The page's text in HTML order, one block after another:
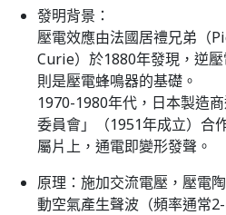
發明背景：
壓電效應由法國居禮兄弟（
Curie）於1880年發現，逆
則是壓電蜂鳴器的基礎。
1970-1980年代，日本製造
委員會」（1951年成立）合
屬片上，通電即變形發聲。
原理：施加交流電壓，壓電
動空氣產生聲波（頻率通常